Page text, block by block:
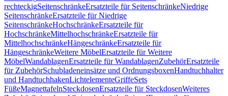
rechteckigSeitenschränkeErsatzteile für SeitenschränkeNiedrige
SeitenschränkeErsatzteile für Niedrige
SeitenschränkeHochschränkeErsatzteile für
HochschränkeMittelhochschränkeErsatzteile für
MittelhochschränkeHängeschränkeErsatzteile für
HängeschränkeWeitere MöbelErsatzteile für Weitere
MöbelWandablagenErsatzteile für WandablagenZubehörErsatzteile
für ZubehörSchubladeneinsätze und OrdnungsboxenHandtuchhalter
und HandtuchhakenLichtelementeGriffeSets
FüßeMagnettafelnSteckdosenErsatzteile für SteckdosenWeiteres